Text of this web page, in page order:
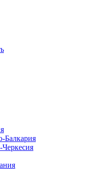
Балкария
Черкесия